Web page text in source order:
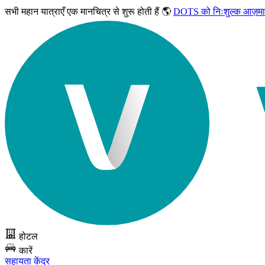
सभी महान यात्राएँएक मानचित्र से शुरू होती हैं 🌎 DOTS को निःशुल्क
होटल
कारें
सहायता केंद्र